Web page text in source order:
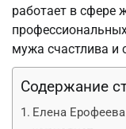
работает в сфере
мужа счастлива и
Содержание
Елена